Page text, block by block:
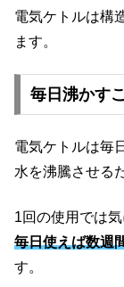
電気ケトルは構
ます。
毎日沸かす
電気ケトルは毎
水を沸騰させる
1回の使用では気
毎日使えば数週
す。